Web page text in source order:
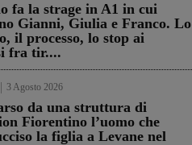
fa la strage in A1 in cui
Gianni, Giulia e Franco. Lo
il processo, lo stop ai
fra tir....
3 Agosto 2026
da una struttura di
Fiorentino l’uomo che
la figlia a Levane nel